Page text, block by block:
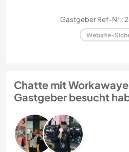
Gastgeber Ref-Nr.:
Website-
Chatte mit
Gastgeber besucht